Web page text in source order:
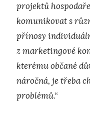
projektů
komunikovat s
přínosy
z marketingové
kterému občané
náročná, je třeba
problémů.“